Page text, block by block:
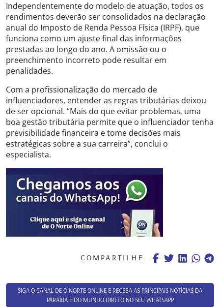
Independentemente do modelo de atuação, todos os
rendimentos deverão ser consolidados na declaração
anual do Imposto de Renda Pessoa Física (IRPF), que
funciona como um ajuste final das informações
prestadas ao longo do ano. A omissão ou o
preenchimento incorreto pode resultar em
penalidades.
Com a profissionalização do mercado de
influenciadores, entender as regras tributárias deixou
de ser opcional. “Mais do que evitar problemas, uma
boa gestão tributária permite que o influenciador tenha
previsibilidade financeira e tome decisões mais
estratégicas sobre a sua carreira”, conclui o
especialista.
COMPARTILHE:
SIGA O CANAL DE O NORTE ONLINE E RECEBA AS PRINCIPAIS NOTÍCIAS DA
PARAÍBA E DO MUNDO DIRETO NO SEU WHATSAPP